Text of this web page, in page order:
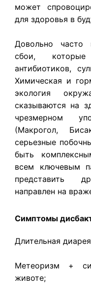
может
для здоровья в
Довольно часто
сбои,
антибиотиков,
Химическая и
экология
сказываются на
чрезмерном
(Макрогол,
серьезные
быть
всем ключевым
представить
направлен на
Симптомы
Длительная
Метеоризм +
животе;